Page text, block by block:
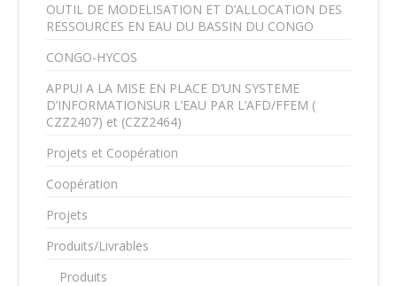
OUTIL DE MODELISATION ET D’ALLOCATION DES
RESSOURCES EN EAU DU BASSIN DU CONGO
CONGO-HYCOS
APPUI A LA MISE EN PLACE D’UN SYSTEME
D’INFORMATIONSUR L’EAU PAR L’AFD/FFEM (
CZZ2407) et (CZZ2464)
Projets et Coopération
Coopération
Projets
Produits/Livrables
Produits